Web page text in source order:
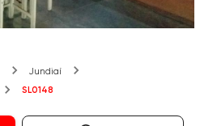
Jundiaí
SL0148